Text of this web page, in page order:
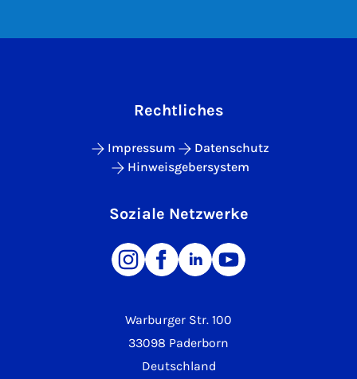
Warburger Str. 100
33098 Paderborn
Deutschland
Rechtliches
Impressum
Datenschutz
Hinweisgebersystem
Soziale Netzwerke